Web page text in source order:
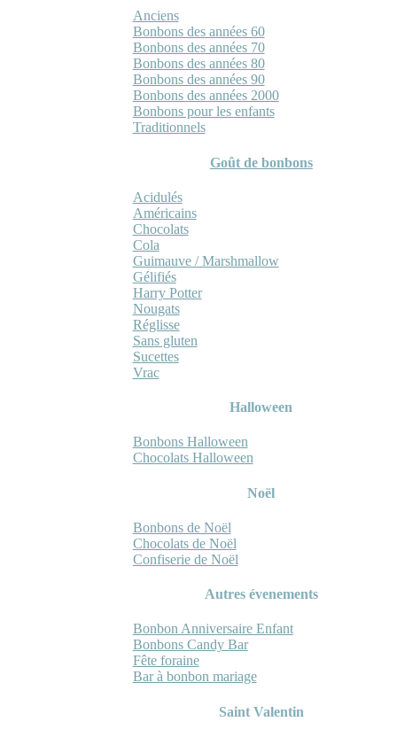
Anciens
Bonbons des années 60
Bonbons des années 70
Bonbons des années 80
Bonbons des années 90
Bonbons des années 2000
Bonbons pour les enfants
Traditionnels
Goût de bonbons
Acidulés
Américains
Chocolats
Cola
Guimauve / Marshmallow
Gélifiés
Harry Potter
Nougats
Réglisse
Sans gluten
Sucettes
Vrac
Halloween
Bonbons Halloween
Chocolats Halloween
Noël
Bonbons de Noël
Chocolats de Noël
Confiserie de Noël
Autres évenements
Bonbon Anniversaire Enfant
Bonbons Candy Bar
Fête foraine
Bar à bonbon mariage
Saint Valentin